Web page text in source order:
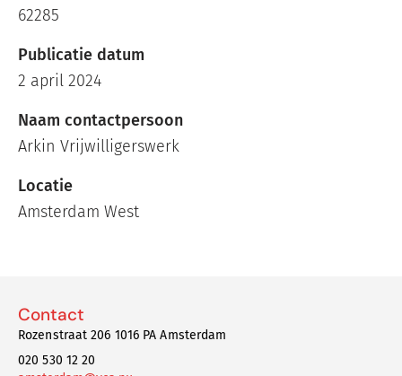
62285
Publicatie datum
2 april 2024
Naam contactpersoon
Arkin Vrijwilligerswerk
Locatie
Amsterdam West
Contact
Rozenstraat 206 1016 PA Amsterdam
020 530 12 20